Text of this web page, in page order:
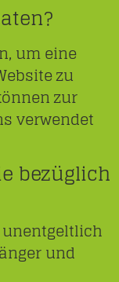
um eine
zu
zur
verwendet
bezüglich
unentgeltlich
und